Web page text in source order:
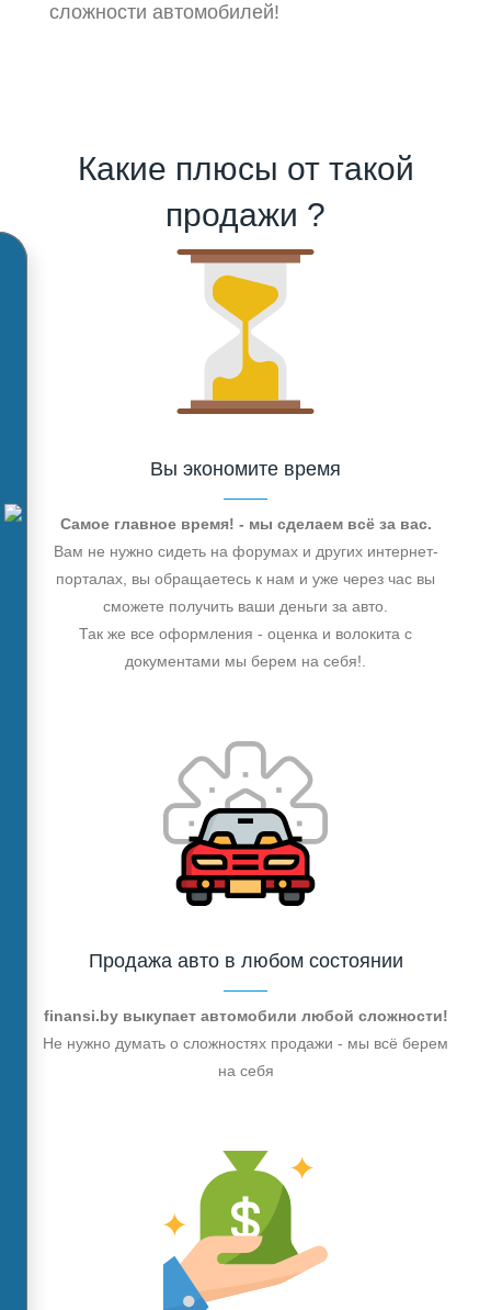
сложности автомобилей!
Какие плюсы от такой
продажи ?
Вы экономите время
Самое главное время! - мы сделаем всё за вас.
Вам не нужно сидеть на форумах и других интернет-
порталах, вы обращаетесь к нам и уже через час вы
сможете получить ваши деньги за авто.
Так же все оформления - оценка и волокита с
документами мы берем на себя!.
Продажа авто в любом состоянии
finansi.by выкупает автомобили любой сложности!
Не нужно думать о сложностях продажи - мы всё берем
на себя